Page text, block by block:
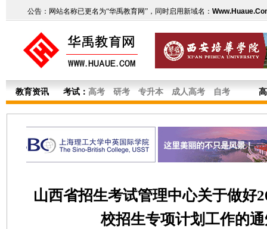
公告：网站名称已更名为“华禹教育网”，同时启用新域名：
教育资讯 考试： 高考 研考 专升本 成人高考 自考
山西省招生考试管理中心关于做好
校招生专项计划工作的